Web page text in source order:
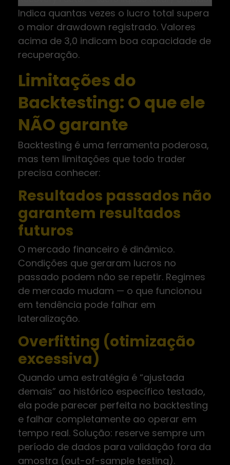
Indica quantas vezes o lucro total supera
o maior drawdown registrado. Valores
acima de 3,0 indicam boa capacidade de
recuperação.
Limitações do
Backtesting: O que ele
NÃO garante
Backtesting é uma ferramenta poderosa,
mas tem limitações que todo trader
precisa conhecer:
Resultados passados não
garantem resultados
futuros
O mercado financeiro é dinâmico.
Condições que geraram lucros no
passado podem não se repetir. Regimes
de mercado mudam — o que funcionou
em tendência pode falhar em
lateralização.
Overfitting (otimização
excessiva)
Quando uma estratégia é “ajustada
demais” ao histórico específico testado,
ela pode parecer perfeita no backtesting
e falhar completamente ao operar em
tempo real. Solução: reserve sempre um
período de dados para validação fora da
amostra (out-of-sample testing).